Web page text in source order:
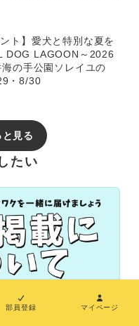
ト】愛犬と特別な夏を
DOG LAGOON～2026
の手公園ソレイユの
・8/30
見る
たい
部員登録 マイページ